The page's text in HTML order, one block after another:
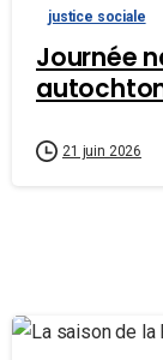
justice sociale
Journée
21 juin 2026